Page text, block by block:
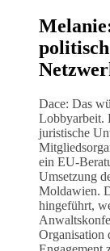
Dace: Das
Lobbyarbeit.
juristische
ein EU-
Umsetzung
Moldawien.
hingeführt,
Organisation